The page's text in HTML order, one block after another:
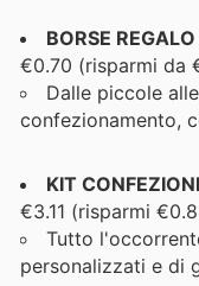
BORSE
€0.70 (risparmi da
Dalle piccole
confezionamento,
KIT
€3.11 (risparmi
Tutto
personalizzati e di